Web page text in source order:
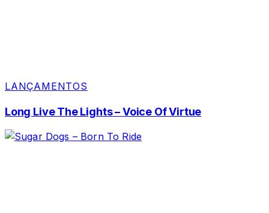
LANÇAMENTOS
Long Live The Lights – Voice Of Virtue